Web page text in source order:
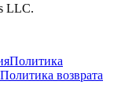
LLC.
Политика
Политика возврата